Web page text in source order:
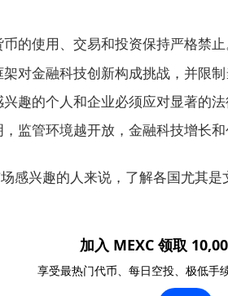
的使用、交易和投资保持严格禁止
对金融科技创新构成挑战，并限制
趣的个人和企业必须应对显著的法
监管环境越开放，金融科技增长和
感兴趣的人来说，了解各国尤其
加入 MEXC 领取
享受最热门代币、每日空投、极低手